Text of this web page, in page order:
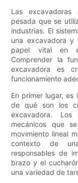
Las excavadoras
pesada que se
industrias. El
una excavadora y
papel vital en
Comprender la
excavadora es
funcionamiento
En primer lugar, es
de qué son los
excavadora. Los
mecánicos que
movimiento lineal
contexto de
responsables de
brazo y el
una variedad de